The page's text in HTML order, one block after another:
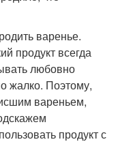
варенье.
продукт всегда
любовно
жалко. Поэтому,
вареньем,
продукт с